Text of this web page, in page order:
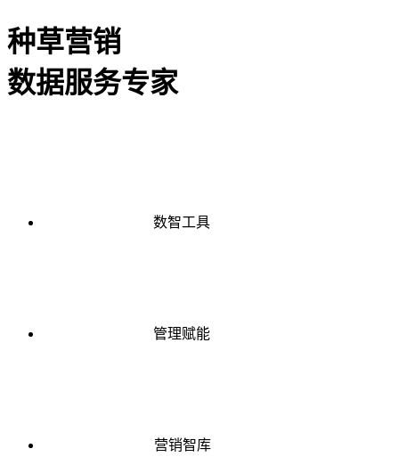
种草营销
数据服务专家
数智工具
管理赋能
营销智库